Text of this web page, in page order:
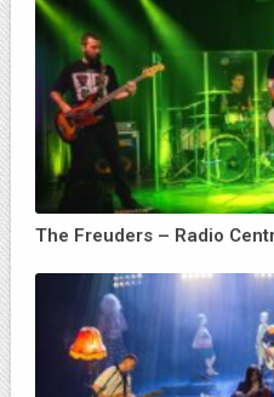
The Freuders – Radio